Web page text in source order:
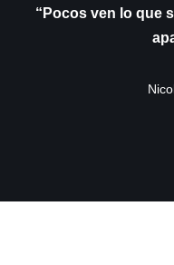
“Pocos ven lo que